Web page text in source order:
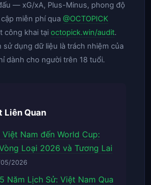
— xG/xA, Plus-Minus, phong độ
miễn phí qua @OCTOPICK
công khai tại octopick.win/audit.
sử dụng dữ liệu là trách nhiệm của
dành cho người trên 18 tuổi.
Liên Quan
Việt Nam đến World Cup:
Loại 2026 và Tương Lai
2026
Năm Lịch Sử: Việt Nam Qua